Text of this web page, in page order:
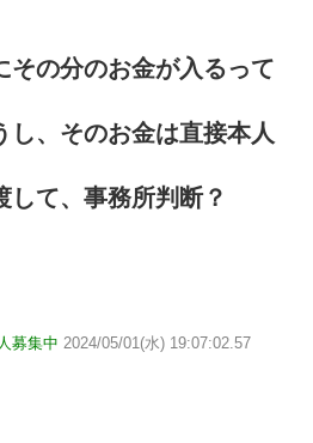
その分のお金が入るって
し、そのお金は直接本人
して、事務所判断？
募集中 2024/05/01(水) 19:07:02.57